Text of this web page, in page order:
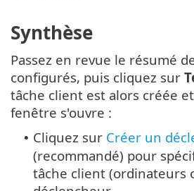
Synthèse
Passez en revue le résumé
configurés, puis cliquez sur
tâche client est alors créée
fenêtre s'ouvre :
• Cliquez sur Créer un
(recommandé) pour
tâche client (ordinateurs